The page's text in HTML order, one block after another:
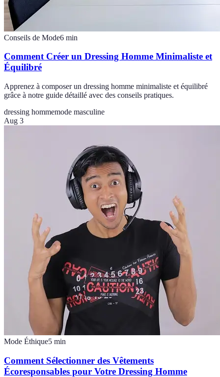
Conseils de Mode6 min
Comment Créer un Dressing Homme Minimaliste et
Équilibré
Apprenez à composer un dressing homme minimaliste et équilibré
grâce à notre guide détaillé avec des conseils pratiques.
dressing hommemode masculine
Aug 3
Mode Éthique5 min
Comment Sélectionner des Vêtements
Écoresponsables pour Votre Dressing Homme